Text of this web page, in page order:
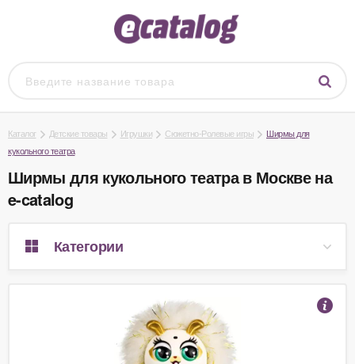
Каталог Детские товары Игрушки Сюжетно-Ролевые игры
Ширмы для
кукольного театра
Ширмы для кукольного театра в Москве на
e-catalog
Категории